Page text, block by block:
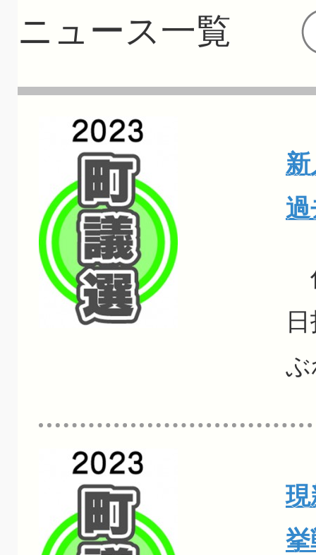
ニュース一覧